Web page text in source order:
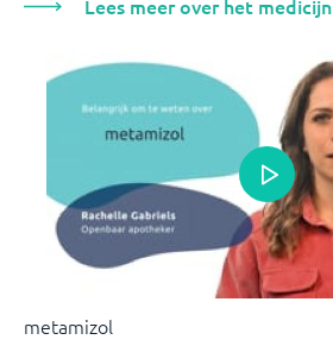
Lees meer over het medicijn
metamizol